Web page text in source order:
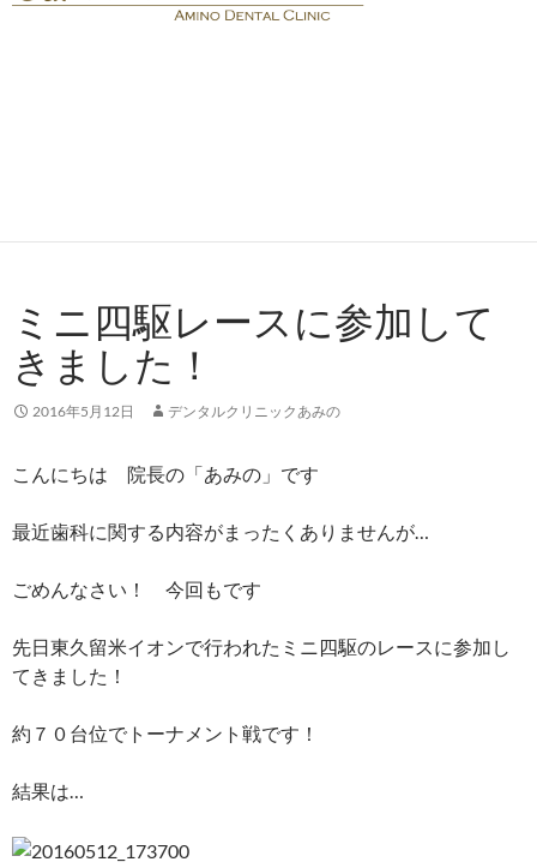
ミニ四駆レースに参加して
きました！
2016年5月12日 デンタルクリニックあみの
こんにちは 院長の「あみの」です
最近歯科に関する内容がまったくありませんが…
ごめんなさい！ 今回もです
先日東久留米イオンで行われたミニ四駆のレースに参加し
てきました！
約７０台位でトーナメント戦です！
結果は…